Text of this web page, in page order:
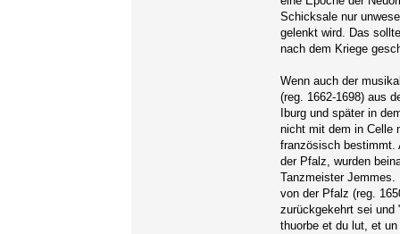
Schicksale nur
gelenkt wird. Das
nach dem Kriege
Wenn auch der
(reg. 1662-1698) aus
Iburg und später in
nicht mit dem in Celle
französisch bestimmt.
der Pfalz, wurden
Tanzmeister Jemmes.
von der Pfalz (reg.
zurückgekehrt sei und
thuorbe et du lut, et